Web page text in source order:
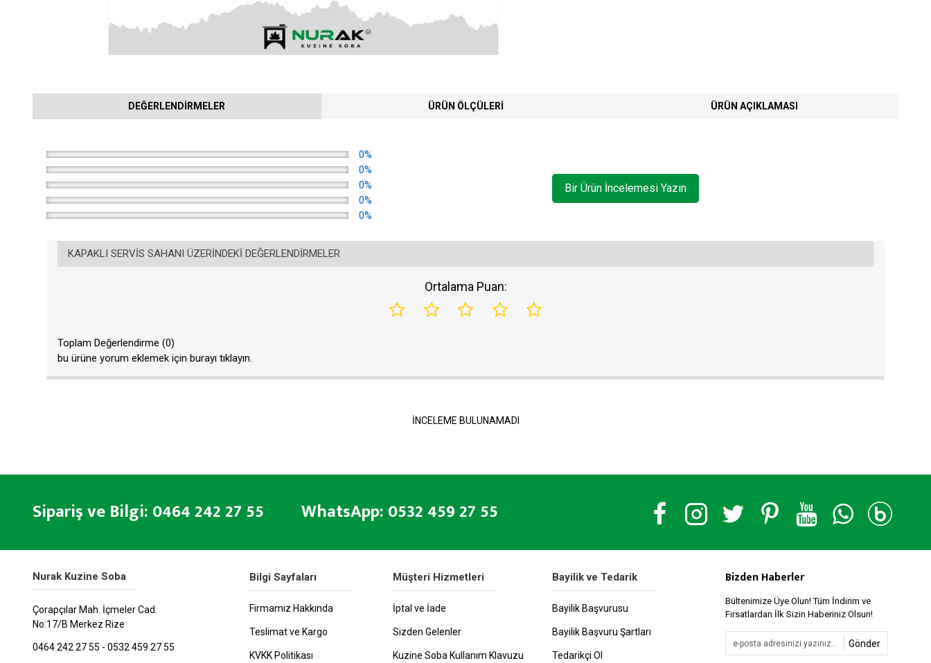
DEĞERLENDIRMELER ÜRÜN ÖLÇÜLERI ÜRÜN AÇIKLAMASI
0%
0%
0%
0%
0%
Bir Ürün İncelemesi Yazın
KAPAKLI SERVIS SAHANI ÜZERINDEKI DEĞERLENDIRMELER
Ortalama Puan:
Toplam Değerlendirme (0)
bu ürüne yorum eklemek için burayı tıklayın.
İNCELEME BULUNAMADI
Sipariş ve Bilgi: 0464 242 27 55 WhatsApp: 0532 459 27 55
Nurak Kuzine Soba
Çorapçılar Mah. İçmeler Cad.
No:17/B Merkez Rize
0464 242 27 55 - 0532 459 27 55
Bilgi Sayfaları
Firmamız Hakkında
Teslimat ve Kargo
KVKK Politikası
Müşteri Hizmetleri
İptal ve İade
Sizden Gelenler
Kuzine Soba Kullanım Klavuzu
Bayilik ve Tedarik
Bayilik Başvurusu
Bayilik Başvuru Şartları
Tedarikçi Ol
Bizden Haberler
Bültenimize Üye Olun! Tüm İndirim ve
Fırsatlardan İlk Sizin Haberiniz Olsun!
Gönder